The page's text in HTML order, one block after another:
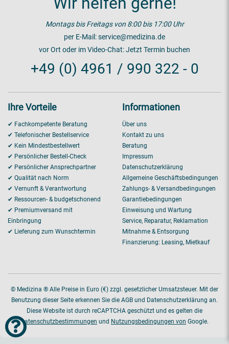
Montags bis Freitags von 8:00 bis 17:00 Uhr
per E-Mail:service@medizina.de
vor Ort oder im Video-Chat:Jetzt Termin buchen
+49 (0) 4961 / 990 322 - 0
Ihre Vorteile
✔ Fachkompetente Beratung
✔ Telefonischer Bestellservice
✔ Kein Mindestbestellwert
✔ Persönlicher Bestell-Check
✔ Persönlicher Ansprechpartner
✔ Qualität nach Norm
✔ Vernunft & Verantwortung
✔ Ressourcen- & budgetschonend
✔ Premiumversand mit
Einbringung
✔ Lieferung zum Wunschtermin
Informationen
Über uns
Kontakt zu uns
Beratung
Impressum
Datenschutzerklärung
Allgemeine Geschäftsbedingungen
Zahlungs- & Versandbedingungen
Garantiebedingungen
Einweisung und Wartung
Service, Reparatur, Reklamation
Mitnahme & Entsorgung
Finanzierung: Leasing, Mietkauf
© Medizina ® Alle Preise in Euro (€) zzgl. gesetzlicher Umsatzsteuer. Mit der
Benutzung dieser Seite erkennen Sie die AGB und Datenschutzerklärung an.
Diese Website ist durch reCAPTCHA geschützt und es gelten die
Datenschutzbestimmungen und Nutzungsbedingungen von Google.